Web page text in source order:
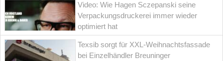
Video: Wie Hagen Sczepanski seine
Verpackungsdruckerei immer wieder
optimiert hat
Texsib sorgt für XXL-Weihnachtsfassade
bei Einzelhändler Breuninger